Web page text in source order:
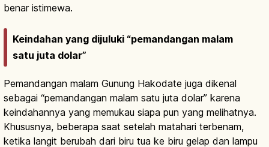
benar istimewa.
Keindahan yang dijuluki “pemandangan malam
satu juta dolar”
Pemandangan malam Gunung Hakodate juga dikenal
sebagai “pemandangan malam satu juta dolar” karena
keindahannya yang memukau siapa pun yang melihatnya.
Khususnya, beberapa saat setelah matahari terbenam,
ketika langit berubah dari biru tua ke biru gelap dan lampu